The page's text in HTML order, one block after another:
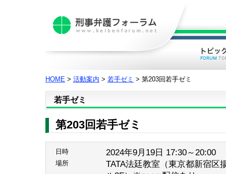
HOME > 活動案内 > 若手ゼミ > 第203回若手ゼミ
若手ゼミ
第203回若手ゼミ
日時 2024年9月19日 17:30～20:00
場所
TATA法廷教室（東京都新宿区